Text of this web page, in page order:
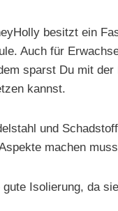
besitzt ein
Auch für
sparst Du mit
kannst.
und
machen
Isolierung, da